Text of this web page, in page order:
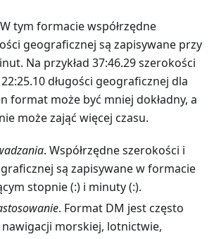
tym formacie współrzędne
geograficznej są zapisywane przy
Na przykład 37:46.29 szerokości
długości geograficznej dla
format może być mniej dokładny, a
może zająć więcej czasu.
. Współrzędne szerokości i
są zapisywane w formacie
stopnie (:) i minuty (:).
. Format DM jest często
morskiej, lotnictwie,